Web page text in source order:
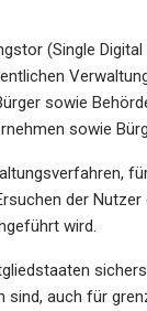
(Single
sowie
sowie
der
wird.
sind, auch für